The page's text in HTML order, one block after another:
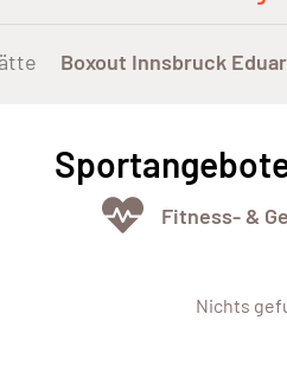
Boxout Innsbruck
Fitness- &
Nichts